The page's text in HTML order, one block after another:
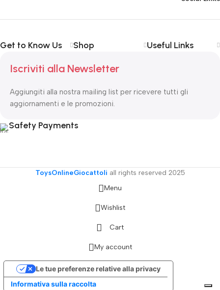
Get to Know Us Shop Useful Links
Iscriviti alla Newsletter
Aggiungiti alla nostra mailing list per ricevere tutti gli
aggiornamenti e le promozioni.
Safety Payments
ToysOnlineGiocattoli all rights reserved 2025
Menu
Wishlist
Cart
My account
Informativa sulla raccolta
Le tue preferenze relative alla privacy